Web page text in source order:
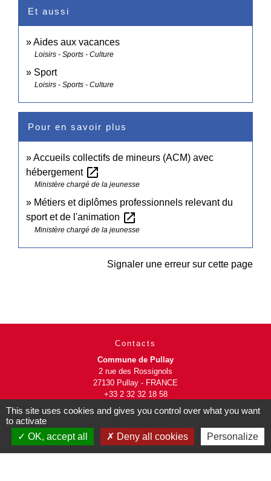
Et aussi
Aides aux vacances
Loisirs - Sports - Culture
Sport
Loisirs - Sports - Culture
Pour en savoir plus
Accueils collectifs de mineurs (ACM) avec
hébergement open_in_new
Ministère chargé de la jeunesse
Métiers et diplômes professionnels relevant du
sport et de l'animation open_in_new
Ministère chargé de la jeunesse
Signaler une erreur sur cette page
Contacts
Commune de Pullay
2 rue des Rossignols
27130 Pullay - FRANCE
+33 2 32 32 18 58
www.pullay.fr
This site uses cookies and gives you control over what you want
to activate
OK, accept all
Deny all cookies Personalize